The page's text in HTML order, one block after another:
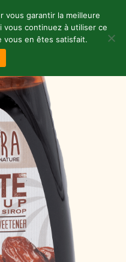
vous garantir la meilleure
continuez à utiliser ce
vous en êtes satisfait.